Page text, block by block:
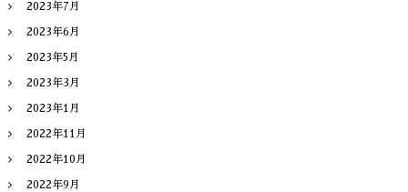
2023年7月
2023年6月
2023年5月
2023年3月
2023年1月
2022年11月
2022年10月
2022年9月